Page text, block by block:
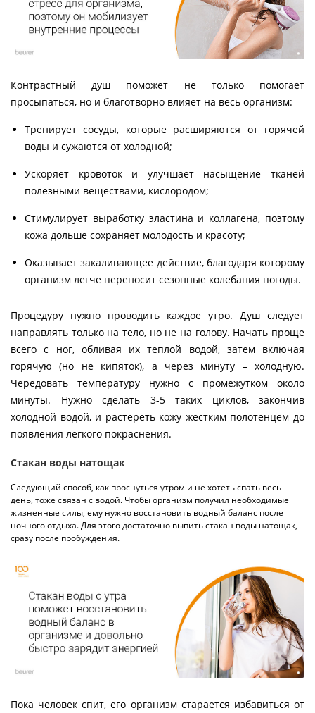
Контрастный душ поможет не только помогает
просыпаться, но и благотворно влияет на весь организм:
Тренирует сосуды, которые расширяются от горячей
воды и сужаются от холодной;
Ускоряет кровоток и улучшает насыщение тканей
полезными веществами, кислородом;
Стимулирует выработку эластина и коллагена, поэтому
кожа дольше сохраняет молодость и красоту;
Оказывает закаливающее действие, благодаря которому
организм легче переносит сезонные колебания погоды.
Процедуру нужно проводить каждое утро. Душ следует
направлять только на тело, но не на голову. Начать проще
всего с ног, обливая их теплой водой, затем включая
горячую (но не кипяток), а через минуту – холодную.
Чередовать температуру нужно с промежутком около
минуты. Нужно сделать 3-5 таких циклов, закончив
холодной водой, и растереть кожу жестким полотенцем до
появления легкого покраснения.
Стакан воды натощак
Следующий способ, как проснуться утром и не хотеть спать весь
день, тоже связан с водой. Чтобы организм получил необходимые
жизненные силы, ему нужно восстановить водный баланс после
ночного отдыха. Для этого достаточно выпить стакан воды натощак,
сразу после пробуждения.
Пока человек спит, его организм старается избавиться от